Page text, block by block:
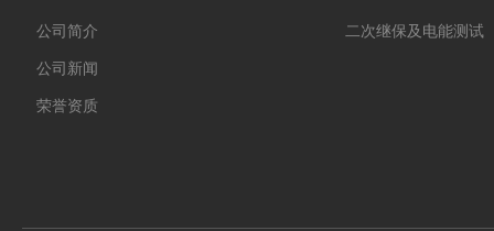
公司简介
公司新闻
荣誉资质
二次继保及电能测试